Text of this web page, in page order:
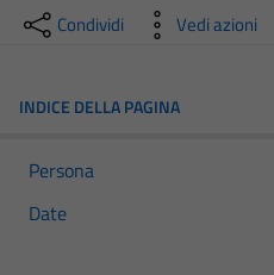
Condividi Vedi azioni
INDICE DELLA PAGINA
Persona
Date